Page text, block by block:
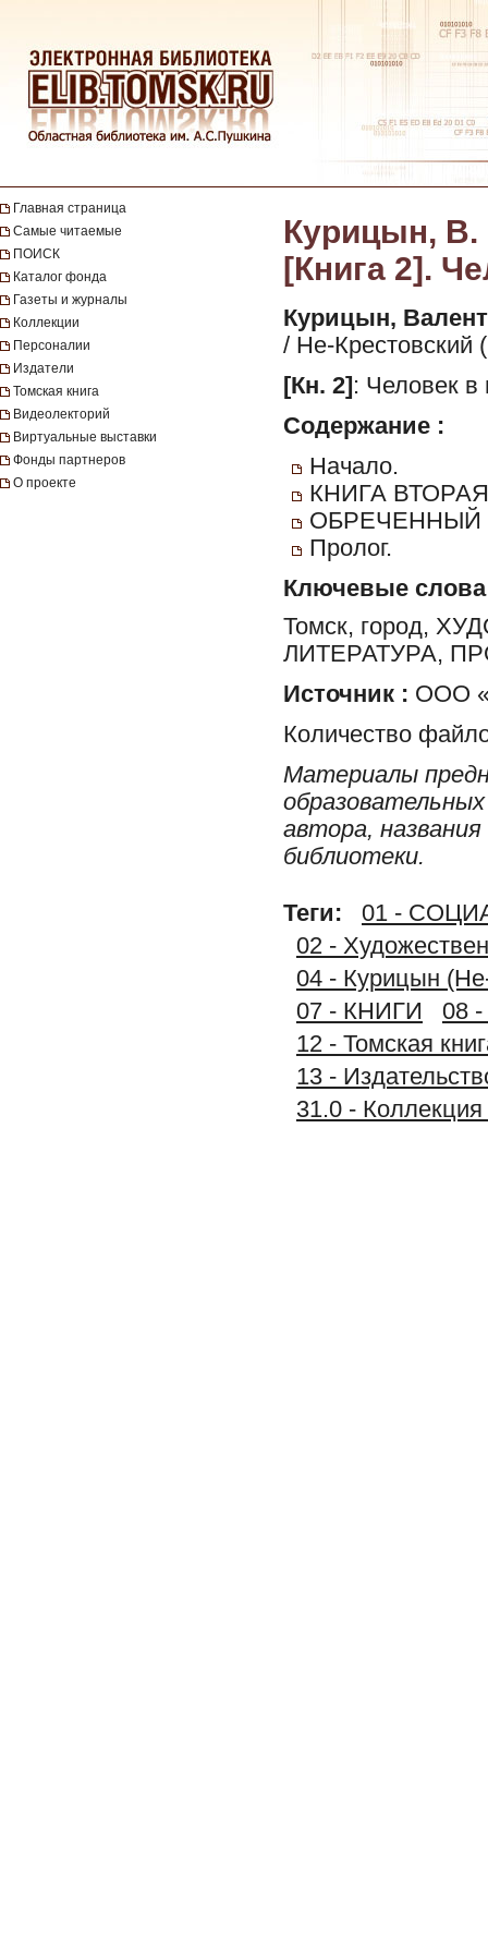
Главная страница
Самые читаемые
ПОИСК
Каталог фонда
Газеты и журналы
Коллекции
Персоналии
Издатели
Томская книга
Видеолекторий
Виртуальные выставки
Фонды партнеров
О проекте
Курицын, В.
[Книга 2].
Курицын,
/ Не-Крестовский
[Кн. 2] : Человек
Содержание :
Начало.
КНИГА
ОБРЕЧЕННЫЙ
Пролог.
Ключевые слова
Томск, город,
ЛИТЕРАТУРА,
Источник : ООО
Количество
Материалы
автора,
библиотеки.
Теги:
01 -
02 -
04 - Курицын
07 - КНИГИ
08
12 - Томская
13 -
31.0 -